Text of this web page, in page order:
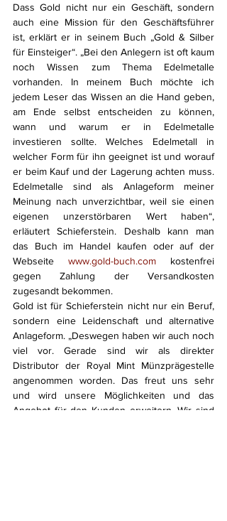
Dass Gold nicht nur ein Geschäft, sondern
auch eine Mission für den Geschäftsführer
ist, erklärt er in seinem Buch „Gold & Silber
für Einsteiger“. „Bei den Anlegern ist oft kaum
noch Wissen zum Thema Edelmetalle
vorhanden. In meinem Buch möchte ich
jedem Leser das Wissen an die Hand geben,
am Ende selbst entscheiden zu können,
wann und warum er in Edelmetalle
investieren sollte. Welches Edelmetall in
welcher Form für ihn geeignet ist und worauf
er beim Kauf und der Lagerung achten muss.
Edelmetalle sind als Anlageform meiner
Meinung nach unverzichtbar, weil sie einen
eigenen unzerstörbaren Wert haben“,
erläutert Schieferstein. Deshalb kann man
das Buch im Handel kaufen oder auf der
Webseite www.gold-buch.com kostenfrei
gegen Zahlung der Versandkosten
zugesandt bekommen.
Gold ist für Schieferstein nicht nur ein Beruf,
sondern eine Leidenschaft und alternative
Anlageform. „Deswegen haben wir auch noch
viel vor. Gerade sind wir als direkter
Distributor der Royal Mint Münzprägestelle
angenommen worden. Das freut uns sehr
und wird unsere Möglichkeiten und das
Angebot für den Kunden erweitern. Wir sind